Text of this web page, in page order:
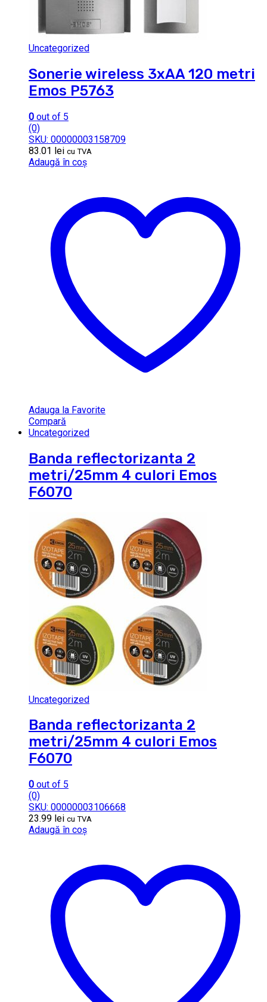
Uncategorized
Sonerie wireless 3xAA 120 metri
Emos P5763
0 out of 5
(0)
SKU: 00000003158709
83.01 lei cu TVA
Adaugă în coș
Adauga la Favorite
Compară
Uncategorized
Banda reflectorizanta 2
metri/25mm 4 culori Emos
F6070
Uncategorized
Banda reflectorizanta 2
metri/25mm 4 culori Emos
F6070
0 out of 5
(0)
SKU: 00000003106668
23.99 lei cu TVA
Adaugă în coș